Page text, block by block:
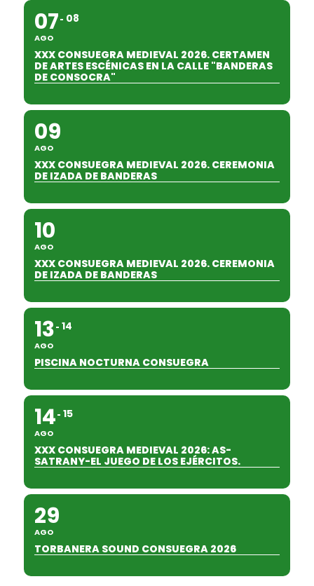
07
AGO
08
XXX CONSUEGRA MEDIEVAL 2026. CERTAMEN
DE ARTES ESCÉNICAS EN LA CALLE "BANDERAS
DE CONSOCRA"
09
AGO
XXX CONSUEGRA MEDIEVAL 2026. CEREMONIA
DE IZADA DE BANDERAS
10
AGO
XXX CONSUEGRA MEDIEVAL 2026. CEREMONIA
DE IZADA DE BANDERAS
13
AGO
14
PISCINA NOCTURNA CONSUEGRA
14
AGO
15
XXX CONSUEGRA MEDIEVAL 2026: AS-
SATRANY-EL JUEGO DE LOS EJÉRCITOS.
29
AGO
TORBANERA SOUND CONSUEGRA 2026